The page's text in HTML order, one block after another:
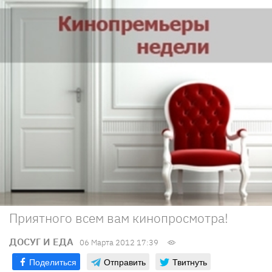
Приятного всем вам кинопросмотра!
ДОСУГ И ЕДА 06 Марта 2012 17:39
Поделиться Отправить Твитнуть